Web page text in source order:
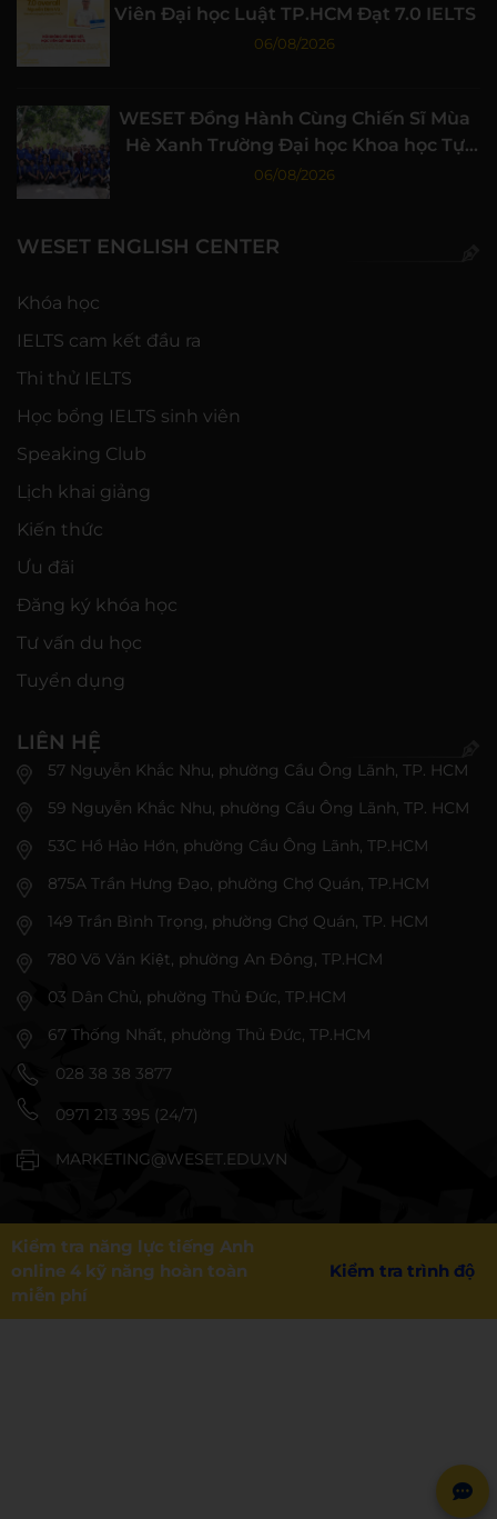
Viên Đại học Luật TP.HCM Đạt 7.0 IELTS
06/08/2026
WESET Đồng Hành Cùng Chiến Sĩ Mùa
Hè Xanh Trường Đại học Khoa học Tự
nhiên, ĐHQG-HCM
06/08/2026
WESET ENGLISH CENTER
Khóa học
IELTS cam kết đầu ra
Thi thử IELTS
Học bổng IELTS sinh viên
Speaking Club
Lịch khai giảng
Kiến thức
Ưu đãi
Đăng ký khóa học
Tư vấn du học
Tuyển dụng
LIÊN HỆ
57 Nguyễn Khắc Nhu, phường Cầu Ông Lãnh, TP. HCM
59 Nguyễn Khắc Nhu, phường Cầu Ông Lãnh, TP. HCM
53C Hồ Hảo Hớn, phường Cầu Ông Lãnh, TP.HCM
875A Trần Hưng Đạo, phường Chợ Quán, TP.HCM
149 Trần Bình Trọng, phường Chợ Quán, TP. HCM
780 Võ Văn Kiệt, phường An Đông, TP.HCM
03 Dân Chủ, phường Thủ Đức, TP.HCM
67 Thống Nhất, phường Thủ Đức, TP.HCM
028 38 38 3877
0971 213 395 (24/7)
MARKETING@WESET.EDU.VN
Kiểm tra năng lực tiếng Anh
online 4 kỹ năng hoàn toàn
miễn phí
Kiểm tra trình độ